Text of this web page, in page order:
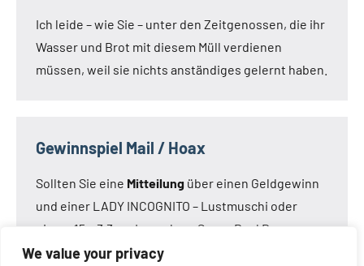
We value your privacy
Ich leide – wie Sie – unter den Zeitgenossen, die ihr
Wasser und Brot mit diesem Müll verdienen
müssen, weil sie nichts anständiges gelernt haben.
Gewinnspiel Mail / Hoax
Sollten Sie eine Mitteilung über einen Geldgewinn
und einer LADY INCOGNITO – Lustmuschi oder
einem 15 x 3,3 cm Loveclone Super Real Dong –
oder was immer den Kameraden noch einfällt –